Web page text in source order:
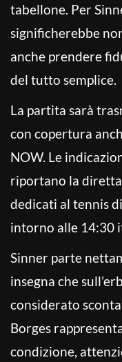
tabellone. Per
significherebbe
anche prendere
del tutto semplice.
La partita sarà
con copertura
NOW. Le
riportano la diretta
dedicati al tennis
intorno alle 14:30
Sinner parte
insegna che
considerato
Borges
condizione,